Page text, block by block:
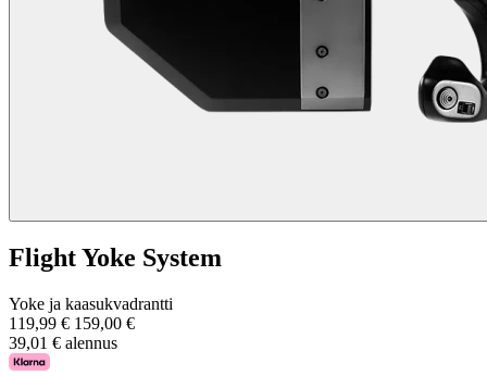
Flight Yoke System
Yoke ja kaasukvadrantti
119,99 € 159,00 €
39,01 € alennus